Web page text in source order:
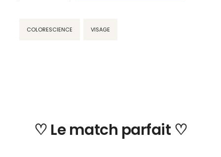
COLORESCIENCE VISAGE
♡ Le match parfait ♡